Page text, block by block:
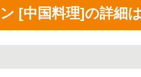
[中国料理]の詳細